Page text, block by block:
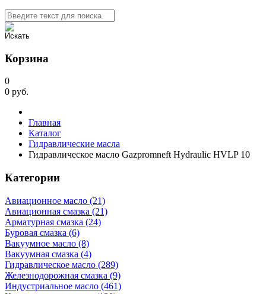
Корзина
0
0 руб.
Главная
Каталог
Гидравлические масла
Гидравлическое масло Gazpromneft Hydraulic HVLP 10
Категории
Авиационное масло (21)
Авиационная смазка (21)
Арматурная смазка (24)
Буровая смазка (6)
Вакуумное масло (8)
Вакуумная смазка (4)
Гидравлическое масло (289)
Железнодорожная смазка (9)
Индустриальное масло (461)